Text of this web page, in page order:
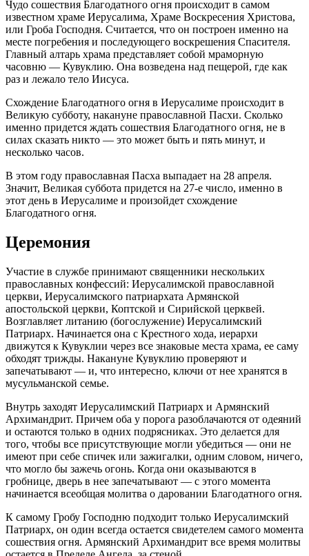
Чудо сошествия Благодатного огня происходит в самом
известном храме Иерусалима, Храме Воскресения Христова,
или Гроба Господня. Считается, что он построен именно на
месте погребения и последующего воскрешения Спасителя.
Главный алтарь храма представляет собой мраморную
часовню — Кувуклию. Она возведена над пещерой, где как
раз и лежало тело Иисуса.
Схождение Благодатного огня в Иерусалиме происходит в
Великую субботу, накануне православной Пасхи. Сколько
именно придется ждать сошествия Благодатного огня, не в
силах сказать никто — это может быть и пять минут, и
несколько часов.
В этом году православная Пасха выпадает на 28 апреля.
Значит, Великая суббота придется на 27-е число, именно в
этот день в Иерусалиме и произойдет схождение
Благодатного огня.
Церемония
Участие в службе принимают священники нескольких
православных конфессий: Иерусалимской православной
церкви, Иерусалимского патриархата Армянской
апостольской церкви, Коптской и Сирийской церквей.
Возглавляет литанию (богослужение) Иерусалимский
Патриарх. Начинается она с Крестного хода, иерархи
движутся к Кувуклии через все знаковые места храма, ее саму
обходят трижды. Накануне Кувуклию проверяют и
запечатывают — и, что интересно, ключи от нее хранятся в
мусульманской семье.
Внутрь заходят Иерусалимский Патриарх и Армянский
Архимандрит. Причем оба у порога разоблачаются от одеяний
и остаются только в одних подрясниках. Это делается для
того, чтобы все присутствующие могли убедиться — они не
имеют при себе спичек или зажигалки, одним словом, ничего,
что могло бы зажечь огонь. Когда они оказываются в
гробнице, дверь в нее запечатывают — с этого момента
начинается всеобщая молитва о даровании Благодатного огня.
К самому Гробу Господню подходит только Иерусалимский
Патриарх, он один всегда остается свидетелем самого момента
сошествия огня. Армянский Архимандрит все время молитвы